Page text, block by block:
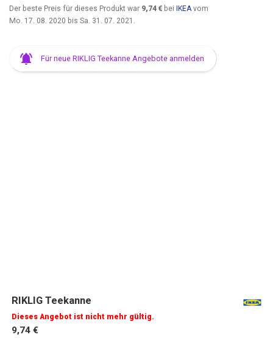
Der beste Preis für dieses Produkt war 9,74 € bei IKEA vom
Mo. 17. 08. 2020 bis Sa. 31. 07. 2021
Für neue RIKLIG Teekanne Angebote anmelden
RIKLIG Teekanne
Dieses Angebot ist nicht mehr gültig.
9,74 €